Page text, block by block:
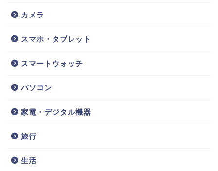
カメラ
スマホ・タブレット
スマートウォッチ
パソコン
家電・デジタル機器
旅行
生活